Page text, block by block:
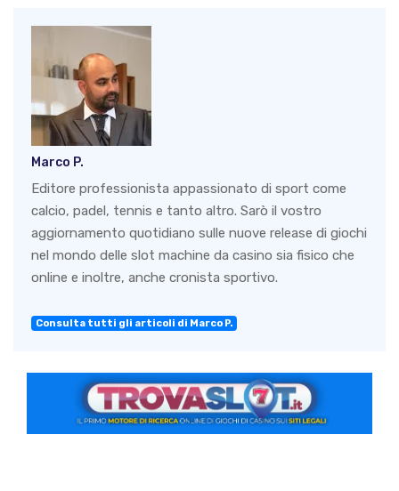
Marco P.
Editore professionista appassionato di sport come
calcio, padel, tennis e tanto altro. Sarò il vostro
aggiornamento quotidiano sulle nuove release di giochi
nel mondo delle slot machine da casino sia fisico che
online e inoltre, anche cronista sportivo.
Consulta tutti gli articoli di Marco P.